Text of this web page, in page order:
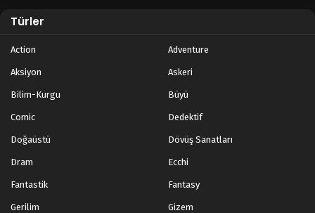
Türler
Action Adventure
Aksiyon Askeri
Bilim-Kurgu Büyü
Comic Dedektif
Doğaüstü Dövüş Sanatları
Dram Ecchi
Fantastik Fantasy
Gerilim Gizem